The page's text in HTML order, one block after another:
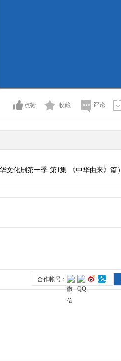
点赞 收藏 评论
化剧第一季 第1集 《中华由来》篇）